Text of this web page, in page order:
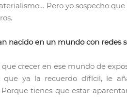
Pero yo sospecho
nacido en un mundo con redes
crecer en ese mundo de
que ya la recuerdo difícil, le
tienes que estar